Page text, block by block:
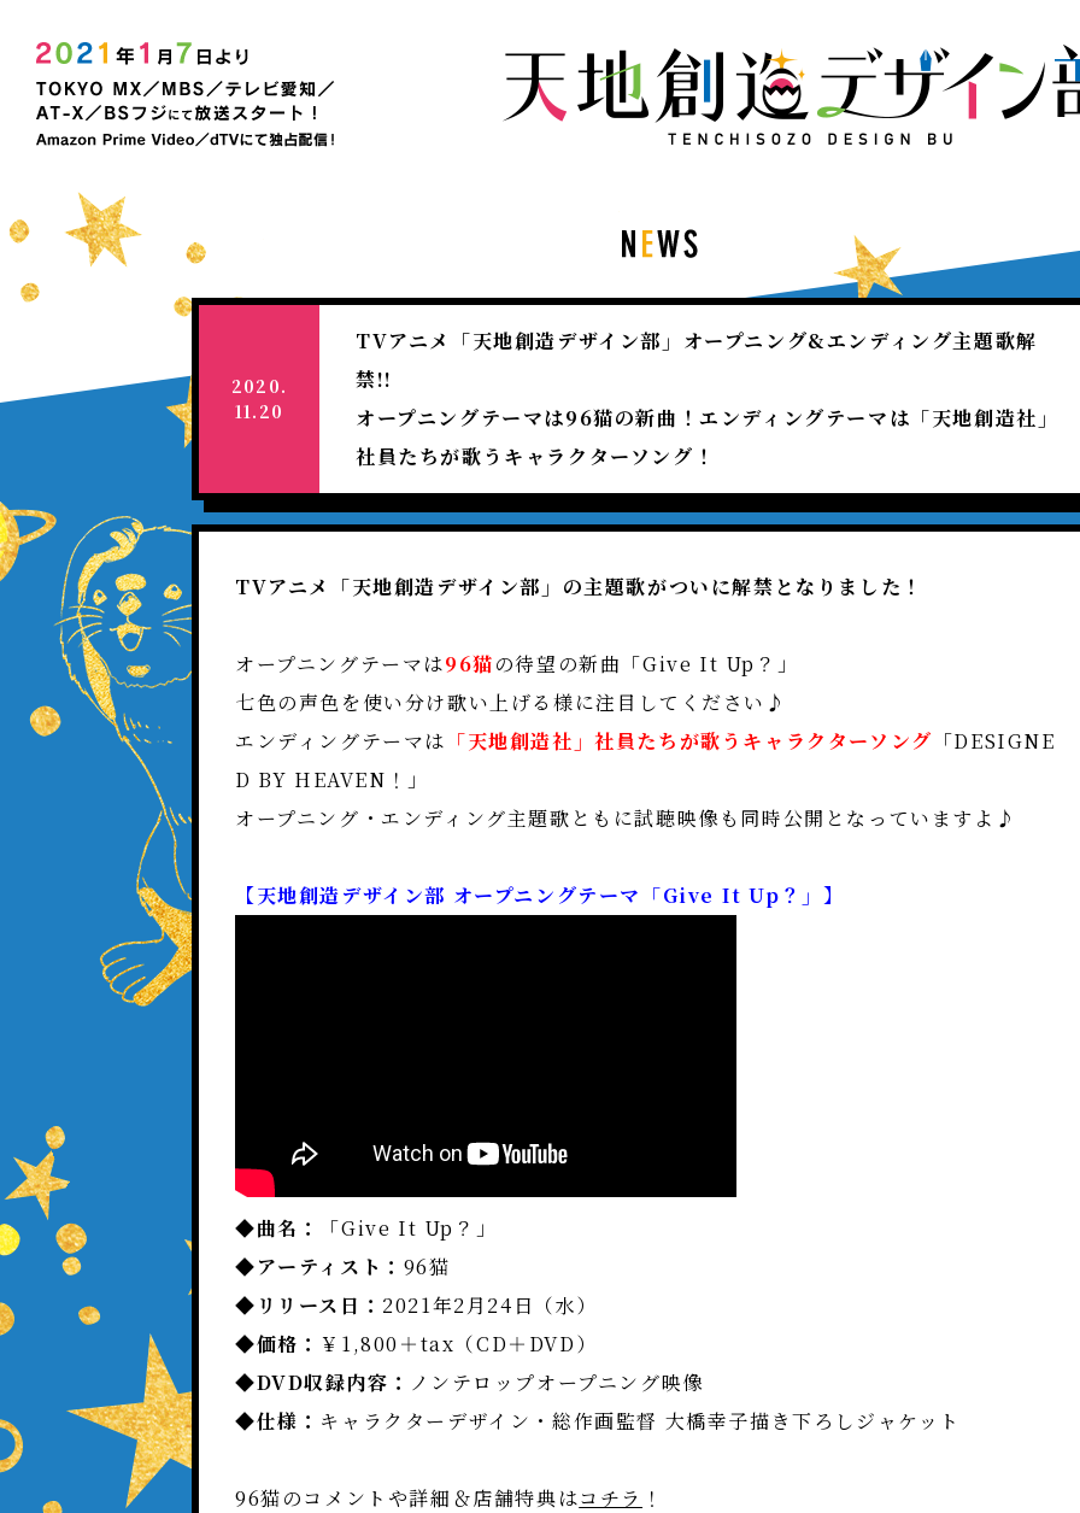
NEWS
｜
ア
イ
ン
部」
サ
ト
デ
部
INTRODUCTION
STAFF&CAST
CHARACTER
BD&DVD&CD
BD&DVD&CD
Facebook
NEWS
2020.
11.20
TVアニメ「天地創造デザイン部」オープニング&エンディング主題歌解
禁!!
オープニングテーマは96猫の新曲！エンディングテーマは「天地創造社」
社員たちが歌うキャラクターソング！
TVアニメ「天地創造デザイン部」の主題歌がついに解禁となりました！
オープニングテーマは96猫の待望の新曲「Give It Up？」
七色の声色を使い分け歌い上げる様に注目してください♪
エンディングテーマは 「天地創造社」社員たちが歌うキャラクターソング 「DESIGNE
D BY HEAVEN！」
オープニング・エンディング主題歌ともに試聴映像も同時公開となっていますよ♪
【天地創造デザイン部 オープニングテーマ「Give It Up？」】
◆曲名：
「Give It Up？」
◆アーティスト： 96猫
◆リリース日： 2021年2月24日（水）
◆価格： ￥1,800＋tax（CD＋DVD）
◆DVD収録内容： ノンテロップオープニング映像
◆仕様： キャラクターデザイン・総作画監督 大橋幸子描き下ろしジャケット
96猫のコメントや詳細＆店舗特典はコチラ ！